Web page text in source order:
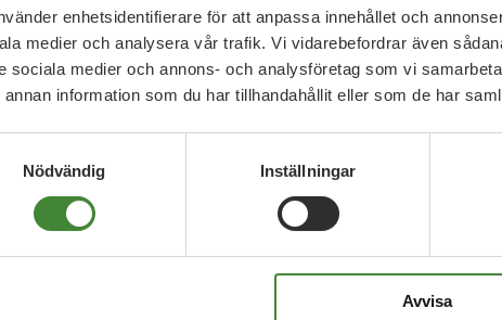
enhetsidentifierare för att anpassa innehållet och
medier och analysera vår trafik. Vi vidarebefordrar även
sociala medier och annons- och analysföretag som vi
annan information som du har tillhandahållit eller som de har
Nödvändig
Inställningar
Avvisa
behovet av bilresor och minimerar onödigt
vi bygger högt där det är möjligt, framförallt på
och bevara jordbruksmarken.